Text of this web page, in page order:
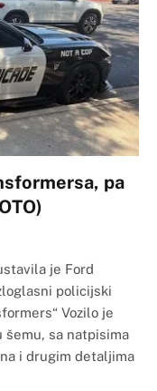
pa
je Ford
policijski
Vozilo je
sa natpisima
i drugim detaljima